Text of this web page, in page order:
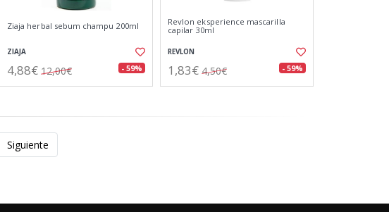
Ziaja herbal sebum champu 200ml
ZIAJA
4,88€ 12,00€ - 59%
Revlon eksperience mascarilla
capilar 30ml
REVLON
1,83€ 4,50€ - 59%
Siguiente